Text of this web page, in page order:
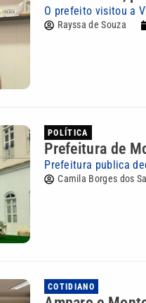
O prefeito visitou a
Rayssa de Souza
POLÍTICA
Prefeitura de
Prefeitura publica
Camila Borges dos
COTIDIANO